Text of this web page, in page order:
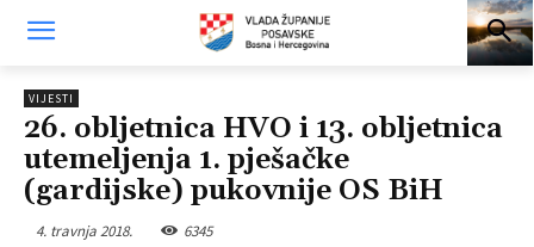
VIJESTI
26. obljetnica HVO i 13. obljetnica
utemeljenja 1. pješačke
(gardijske) pukovnije OS BiH
4. travnja 2018. 6345